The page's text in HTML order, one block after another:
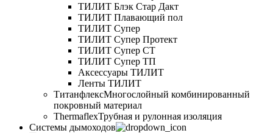
ТИЛИТ Блэк Стар Дакт
ТИЛИТ Плавающий пол
ТИЛИТ Супер
ТИЛИТ Супер Протект
ТИЛИТ Супер СТ
ТИЛИТ Супер ТП
Аксессуары ТИЛИТ
Ленты ТИЛИТ
ТитанфлексМногослойный комбинированный
покровный материал
ThermaflexТрубная и рулонная изоляция
Cистемы дымоходов